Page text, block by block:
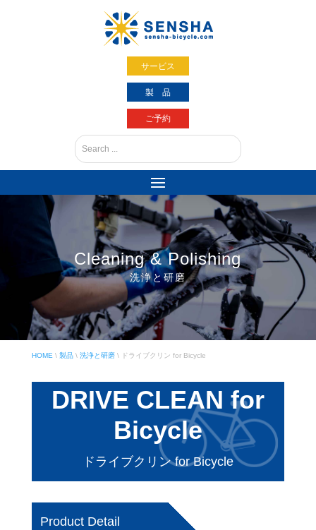
サービス
製 品
ご予約
Cleaning & Polishing
洗浄と研磨
HOME\ 製品\ 洗浄と研磨\ ドライブクリン for Bicycle
DRIVE CLEAN for
Bicycle
ドライブクリン for Bicycle
Product Detail